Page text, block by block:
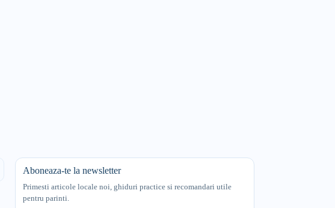
Aboneaza-te la newsletter
Primesti articole locale noi, ghiduri practice si recomandari utile
pentru parinti.